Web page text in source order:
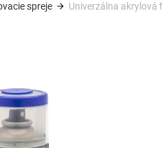
spreje Univerzálna akrylová